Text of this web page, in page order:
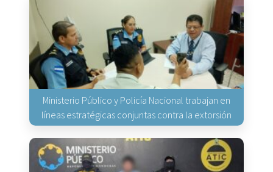
Ministerio Público y Policía Nacional trabajan en
líneas estratégicas conjuntas contra la extorsión